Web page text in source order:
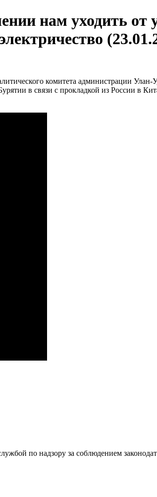
нам уходить от
комитета администрации
в связи с прокладкой из России в
по надзору за соблюдением